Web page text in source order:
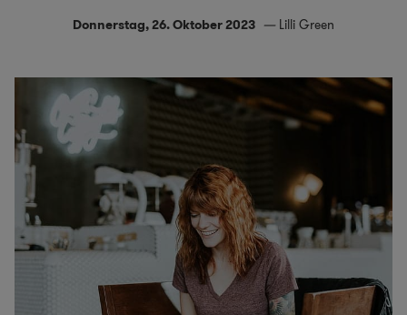
Donnerstag, 26. Oktober 2023 Lilli Green